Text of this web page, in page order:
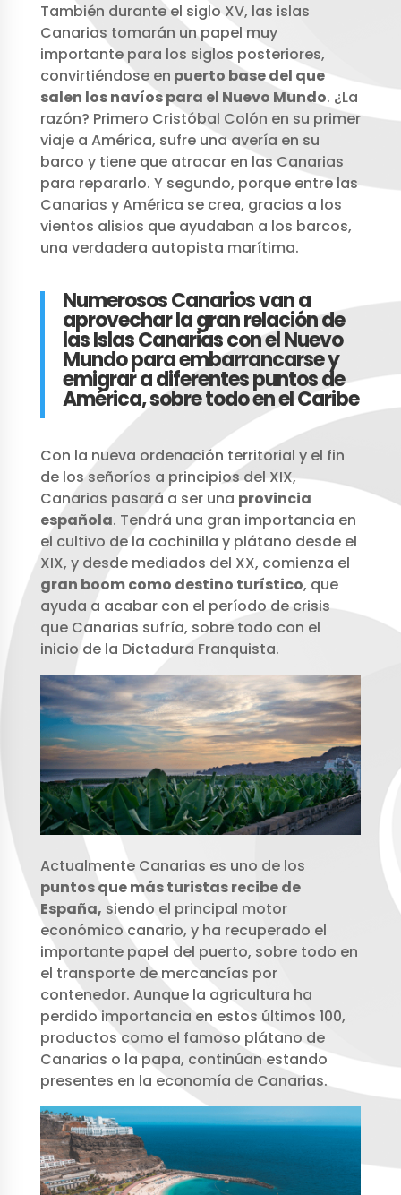
También durante el siglo XV, las islas
Canarias tomarán un papel muy
importante para los siglos posteriores,
convirtiéndose en puerto base del que
salen los navíos para el Nuevo Mundo. ¿La
razón? Primero Cristóbal Colón en su primer
viaje a América, sufre una avería en su
barco y tiene que atracar en las Canarias
para repararlo. Y segundo, porque entre las
Canarias y América se crea, gracias a los
vientos alisios que ayudaban a los barcos,
una verdadera autopista marítima.
Numerosos Canarios van a
aprovechar la gran relación de
las Islas Canarias con el Nuevo
Mundo para embarrancarse y
emigrar a diferentes puntos de
América, sobre todo en el Caribe
Con la nueva ordenación territorial y el fin
de los señoríos a principios del XIX,
Canarias pasará a ser una provincia
española. Tendrá una gran importancia en
el cultivo de la cochinilla y plátano desde el
XIX, y desde mediados del XX, comienza el
gran boom como destino turístico, que
ayuda a acabar con el período de crisis
que Canarias sufría, sobre todo con el
inicio de la Dictadura Franquista.
Actualmente Canarias es uno de los
puntos que más turistas recibe de
España, siendo el principal motor
económico canario, y ha recuperado el
importante papel del puerto, sobre todo en
el transporte de mercancías por
contenedor. Aunque la agricultura ha
perdido importancia en estos últimos 100,
productos como el famoso plátano de
Canarias o la papa, continúan estando
presentes en la economía de Canarias.